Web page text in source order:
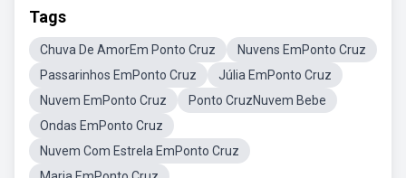
Tags
Chuva De AmorEm Ponto Cruz
Nuvens EmPonto Cruz
Passarinhos EmPonto Cruz
Júlia EmPonto Cruz
Nuvem EmPonto Cruz
Ponto CruzNuvem Bebe
Ondas EmPonto Cruz
Nuvem Com Estrela EmPonto Cruz